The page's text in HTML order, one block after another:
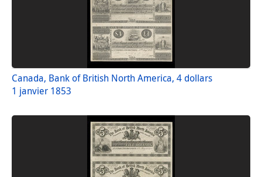
Canada, Bank of British North America, 4 dollars
1 janvier 1853